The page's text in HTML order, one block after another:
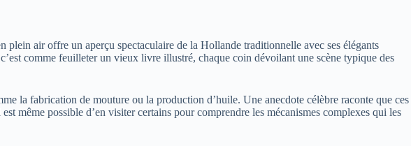
plein air offre un aperçu spectaculaire de la Hollande traditionnelle avec ses élégants
comme feuilleter un vieux livre illustré, chaque coin dévoilant une scène typique des
la fabrication de mouture ou la production d’huile. Une anecdote célèbre raconte que ces
même possible d’en visiter certains pour comprendre les mécanismes complexes qui les